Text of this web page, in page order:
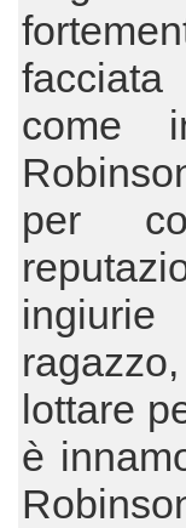
come
per
lottare
è